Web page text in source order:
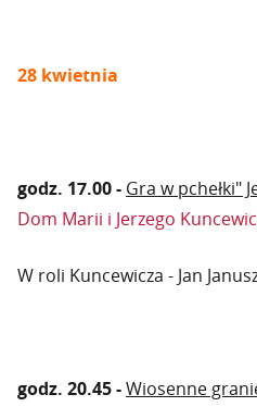
28 kwietnia
godz. 17.00 - Gra w pchełki"
Dom Marii i Jerzego
W roli Kuncewicza - Jan
godz. 20.45 -Wiosenne